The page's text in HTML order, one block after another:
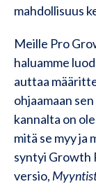
mahdollisuus
Meille Pro
haluamme
auttaa
ohjaamaan
kannalta on
mitä se myy ja
syntyi Growth
versio,